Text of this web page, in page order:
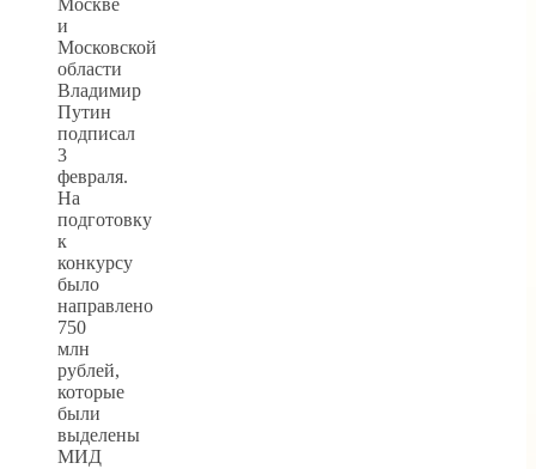
Москве
и
Московской
области
Владимир
Путин
подписал
3
февраля.
На
подготовку
к
конкурсу
было
направлено
750
млн
рублей,
которые
были
выделены
МИД